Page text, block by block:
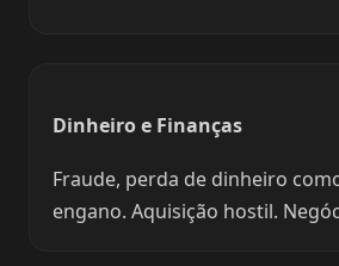
Dinheiro e Finanças
Fraude, perda de dinheiro
engano. Aquisição hostil.